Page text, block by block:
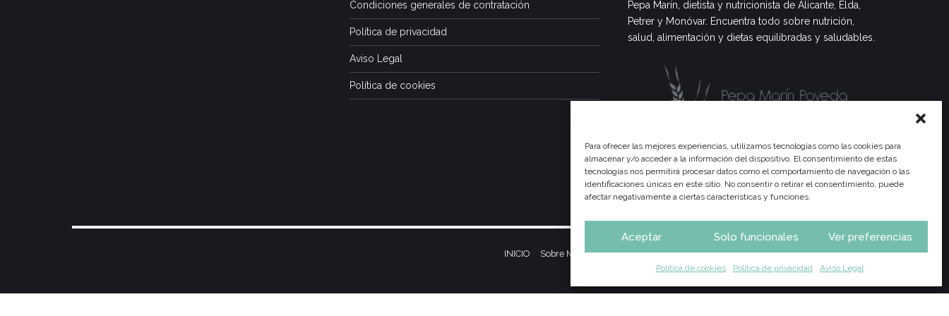
Para ofrecer las mejores experiencias, utilizamos tecnologías como las cookies para
almacenar y/o acceder a la información del dispositivo. El consentimiento de estas
tecnologías nos permitirá procesar datos como el comportamiento de navegación o las
identificaciones únicas en este sitio. No consentir o retirar el consentimiento, puede
afectar negativamente a ciertas características y funciones.
Aceptar Solo funcionales Ver preferencias
Política de cookies Política de privacidad Aviso Legal
Condiciones generales de contratación
Política de privacidad
Aviso Legal
Política de cookies
Pepa Marín, dietista y nutricionista de Alicante, Elda,
Petrer y Monóvar. Encuentra todo sobre nutrición,
salud, alimentación y dietas equilibradas y saludables.
INICIO Sobre Mí Dietas y Nutrición Consulta Online
Calendario Frutas y Verduras
Actualidad
Contacto